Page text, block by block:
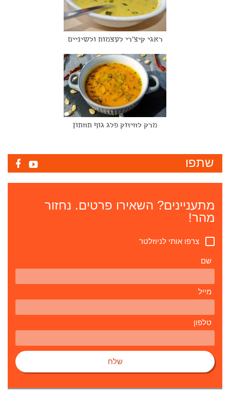
ראגי קיצ'רי לעצמות ולשיניים
מרק לחיזוק פלג גוף תחתון
שתפו
מתעניינים? השאירו פרטים. נחזור
מהר!
צרפו אותי לניוזלטר
שם
מייל
טלפון
שלח